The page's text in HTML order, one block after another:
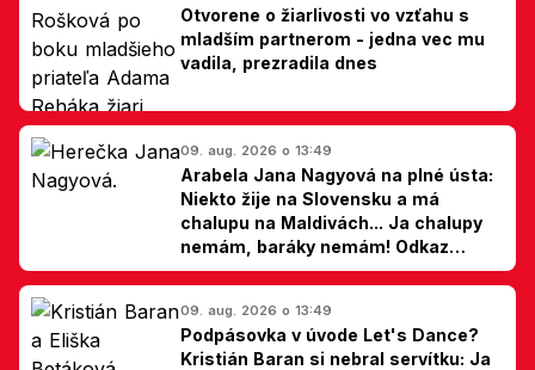
Otvorene o žiarlivosti vo vzťahu s
mladším partnerom - jedna vec mu
vadila, prezradila dnes
09. aug. 2026 o 13:49
Arabela Jana Nagyová na plné ústa:
Niekto žije na Slovensku a má
chalupu na Maldivách... Ja chalupy
nemám, baráky nemám! Odkaz
Slovákom
09. aug. 2026 o 13:49
Podpásovka v úvode Let's Dance?
Kristián Baran si nebral servítku: Ja